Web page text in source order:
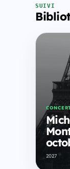
SUIVI
2027